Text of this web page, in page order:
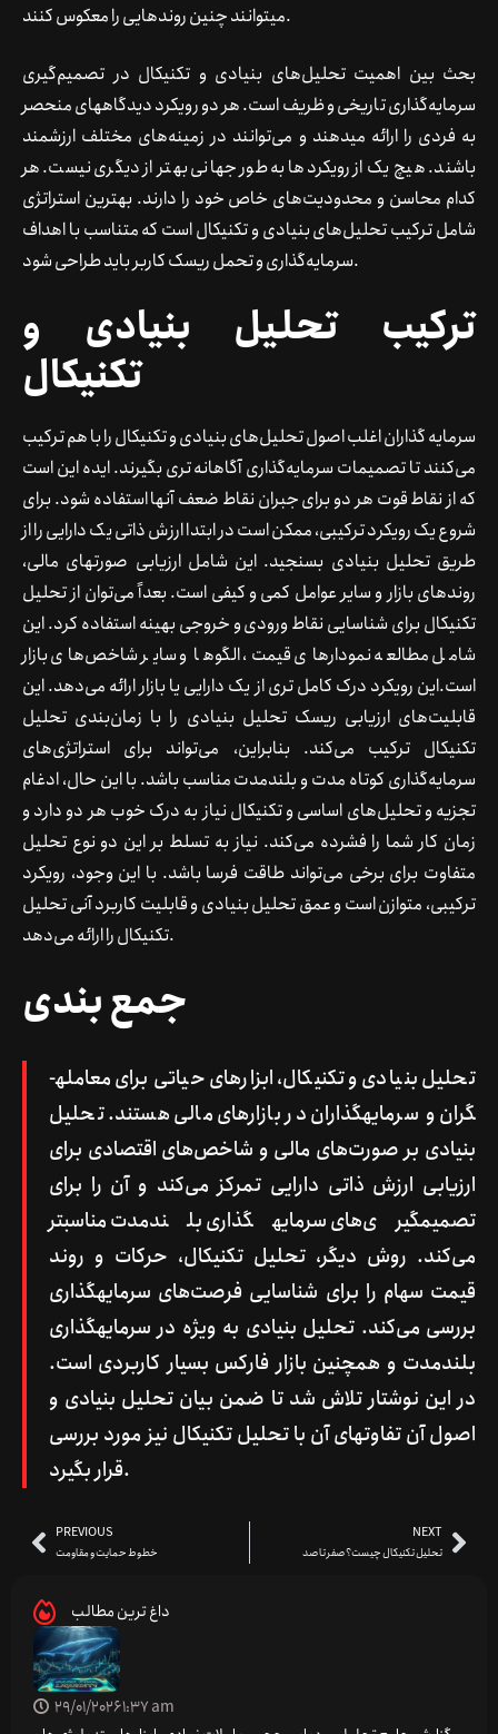
می­توانند چنین روندهایی را معکوس کنند.
بحث بین اهمیت تحلیل‌های بنیادی و تکنیکال در تصمیم‌گیری
سرمایه‌گذاری تاریخی و ظریف است. هر دو رویکرد دیدگاه­های منحصر
به فردی را ارائه می­دهند و می‌توانند در زمینه‌های مختلف ارزشمند
باشند. هیچ یک از رویکردها به طور جهانی بهتر از دیگری نیست. هر
کدام محاسن و محدودیت‌های خاص خود را دارند. بهترین استراتژی
شامل ترکیب تحلیل‌های بنیادی و تکنیکال است که متناسب با اهداف
سرمایه‌گذاری و تحمل ریسک کاربر باید طراحی شود.
ترکیب تحلیل بنیادی و
تکنیکال
سرمایه گذاران اغلب اصول تحلیل‌های بنیادی و تکنیکال را با هم ترکیب
می‌کنند تا تصمیمات سرمایه‌گذاری آگاهانه تری بگیرند. ایده این است
که از نقاط قوت هر دو برای جبران نقاط ضعف آنها استفاده شود. برای
شروع یک رویکرد ترکیبی، ممکن است در ابتدا ارزش ذاتی یک دارایی را از
طریق تحلیل بنیادی بسنجید. این شامل ارزیابی صورتهای مالی،
روندهای بازار و سایر عوامل کمی و کیفی است. بعداً می‌توان از تحلیل
تکنیکال برای شناسایی نقاط ورودی و خروجی بهینه استفاده کرد. این
شامل مطالعه نمودارهای قیمت، الگوها و سایر شاخص‌های بازار
است.این رویکرد درک کامل تری از یک دارایی یا بازار ارائه می‌دهد. این
قابلیت‌های ارزیابی ریسک تحلیل بنیادی را با زمان‌بندی تحلیل
تکنیکال ترکیب می‌کند. بنابراین، می‌تواند برای استراتژی‌های
سرمایه‌گذاری کوتاه مدت و بلندمدت مناسب باشد. با این حال، ادغام
تجزیه و تحلیل‌های اساسی و تکنیکال نیاز به درک خوب هر دو دارد و
زمان کار شما را فشرده می‌کند. نیاز به تسلط بر این دو نوع تحلیل
متفاوت برای برخی می‌تواند طاقت فرسا باشد. با این وجود، رویکرد
ترکیبی، متوازن است و عمق تحلیل بنیادی و قابلیت کاربرد آنی تحلیل
تکنیکال را ارائه می‌دهد.
جمع ­بندی
تحلیل بنیادی و تکنیکال، ابزارهای حیاتی برای معامله­
گران و سرمایه­گذاران در بازارهای مالی هستند. تحلیل
بنیادی بر صورت‌های مالی و شاخص‌های اقتصادی برای
ارزیابی ارزش ذاتی دارایی تمرکز می‌کند و آن را برای
تصمیم­گیری‌های سرمایه­گذاری بلندمدت مناسب­تر
می‌کند. روش دیگر، تحلیل تکنیکال، حرکات و روند
قیمت سهام را برای شناسایی فرصت‌های سرمایه­گذاری
بررسی می‌کند. تحلیل بنیادی به ویژه در سرمایه­گذاری
بلندمدت و همچنین بازار فارکس بسیار کاربردی است.
در این نوشتار تلاش شد تا ضمن بیان تحلیل بنیادی و
اصول آن تفاوت­های آن با تحلیل تکنیکال نیز مورد بررسی
قرار بگیرد.
PREVIOUS
خطوط حمایت و مقاومت
NEXT
تحلیل تکنیکال چیست؟ صفر تا صد
داغ ترین مطالب
29/01/20261:37 am